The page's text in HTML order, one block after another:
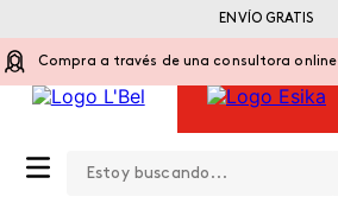
Compra a través de una consultora online
ENVÍO GRATIS